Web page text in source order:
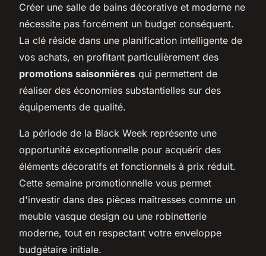
Créer une salle de bains décorative et moderne ne
nécessite pas forcément un budget conséquent.
La clé réside dans une planification intelligente de
vos achats, en profitant particulièrement des
promotions saisonnières qui permettent de
réaliser des économies substantielles sur des
équipements de qualité.
La période de la Black Week représente une
opportunité exceptionnelle pour acquérir des
éléments décoratifs et fonctionnels à prix réduit.
Cette semaine promotionnelle vous permet
d'investir dans des pièces maîtresses comme un
meuble vasque design ou une robinetterie
moderne, tout en respectant votre enveloppe
budgétaire initiale.